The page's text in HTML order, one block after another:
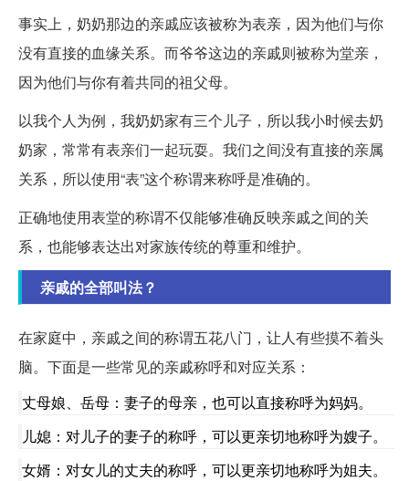
事实上，奶奶那边的亲戚应该被称为表亲，因为他们与你
没有直接的血缘关系。而爷爷这边的亲戚则被称为堂亲，
因为他们与你有着共同的祖父母。
以我个人为例，我奶奶家有三个儿子，所以我小时候去奶
奶家，常常有表亲们一起玩耍。我们之间没有直接的亲属
关系，所以使用“表”这个称谓来称呼是准确的。
正确地使用表堂的称谓不仅能够准确反映亲戚之间的关
系，也能够表达出对家族传统的尊重和维护。
亲戚的全部叫法？
在家庭中，亲戚之间的称谓五花八门，让人有些摸不着头
脑。下面是一些常见的亲戚称呼和对应关系：
丈母娘、岳母：妻子的母亲，也可以直接称呼为妈妈。
儿媳：对儿子的妻子的称呼，可以更亲切地称呼为嫂子。
女婿：对女儿的丈夫的称呼，可以更亲切地称呼为姐夫。